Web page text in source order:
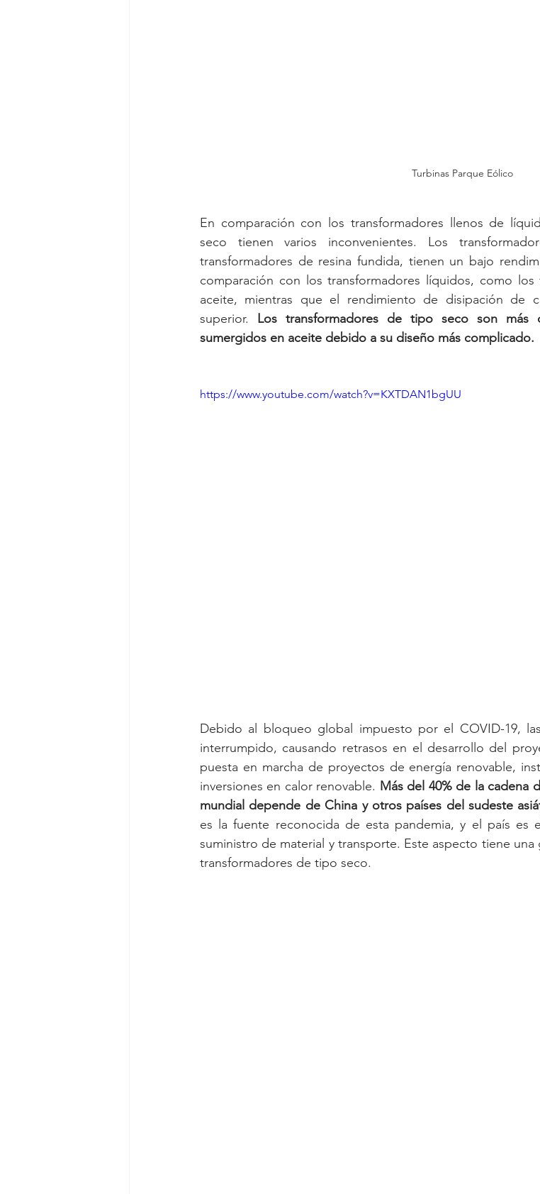
Turbinas Parque Eólico
En comparación con los transformadores llenos de
seco tienen varios inconvenientes. Los
transformadores de resina fundida, tienen un bajo
comparación con los transformadores líquidos, como los
aceite, mientras que el rendimiento de disipación de
superior. Los transformadores de tipo seco son más
sumergidos en aceite debido a su diseño más complicado.
https://www.youtube.com/watch?v=KXTDAN1bgUU
Debido al bloqueo global impuesto por el COVID-19,
interrumpido, causando retrasos en el desarrollo del
puesta en marcha de proyectos de energía renovable,
inversiones en calor renovable. Más del 40% de la cadena
mundial depende de China y otros países del sudeste
es la fuente reconocida de esta pandemia, y el país es
suministro de material y transporte. Este aspecto tiene
transformadores de tipo seco.